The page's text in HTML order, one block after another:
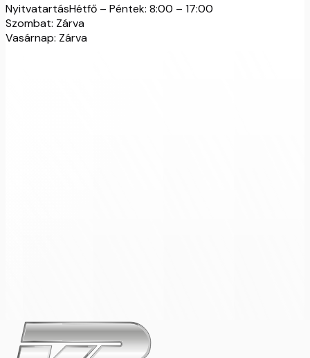
NyitvatartásHétfő – Péntek: 8:00 – 17:00
Szombat: Zárva
Vasárnap: Zárva